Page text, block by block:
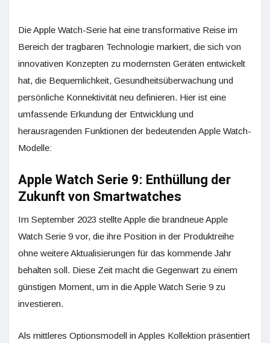
Die Apple Watch-Serie hat eine transformative Reise im
Bereich der tragbaren Technologie markiert, die sich von
innovativen Konzepten zu modernsten Geräten entwickelt
hat, die Bequemlichkeit, Gesundheitsüberwachung und
persönliche Konnektivität neu definieren. Hier ist eine
umfassende Erkundung der Entwicklung und
herausragenden Funktionen der bedeutenden Apple Watch-
Modelle:
Apple Watch Serie 9: Enthüllung der
Zukunft von Smartwatches
Im September 2023 stellte Apple die brandneue Apple
Watch Serie 9 vor, die ihre Position in der Produktreihe
ohne weitere Aktualisierungen für das kommende Jahr
behalten soll. Diese Zeit macht die Gegenwart zu einem
günstigen Moment, um in die Apple Watch Serie 9 zu
investieren.
Als mittleres Optionsmodell in Apples Kollektion präsentiert